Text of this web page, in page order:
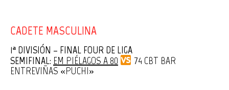
CADETE MASCULINA
1ª DIVISIÓN – FINAL FOUR DE LIGA
SEMIFINAL: EM PIÉLAGOS A 80
74 CBT BAR
ENTREVIÑAS «PUCHI»